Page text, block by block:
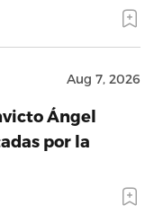
Aug 7, 2026
Ángel
por la